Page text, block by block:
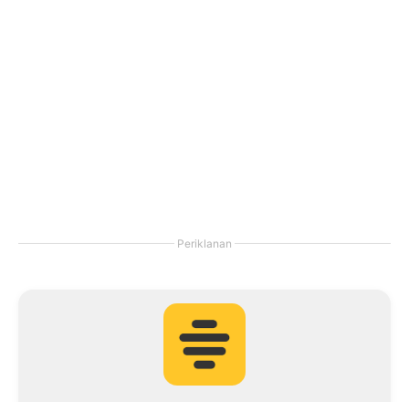
Periklanan